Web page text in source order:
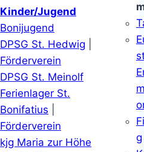
Kinder/Jugend
Bonijugend
DPSG St. Hedwig
Förderverein
DPSG St. Meinolf
Ferienlager St.
Bonifatius
Förderverein
kjg Maria zur Höhe
g